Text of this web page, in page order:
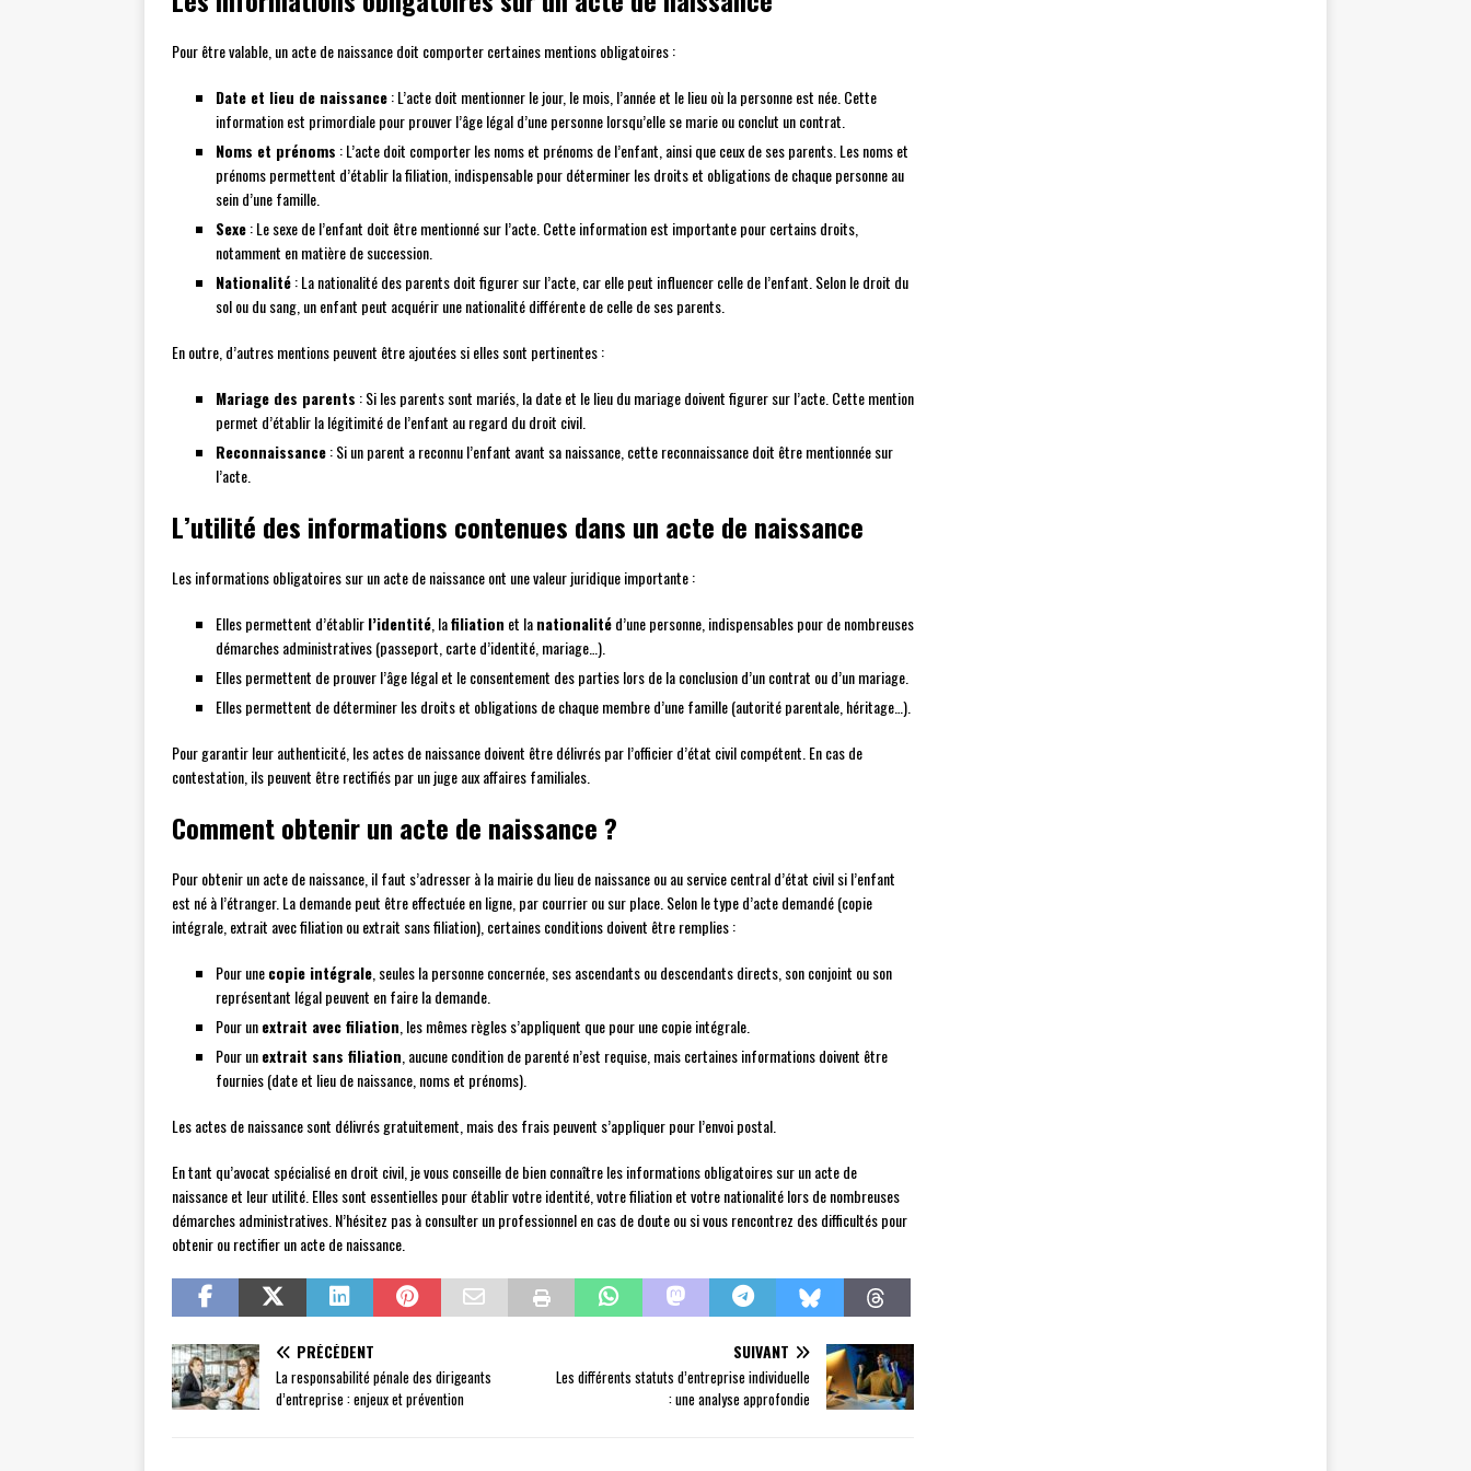
Pour être valable, un acte de naissance doit comporter certaines mentions obligatoires :
Date et lieu de naissance: L’acte doit mentionner le jour, le mois, l’année et le lieu où la personne est née. Cette
information est primordiale pour prouver l’âge légal d’une personne lorsqu’elle se marie ou conclut un contrat.
Noms et prénoms : L’acte doit comporter les noms et prénoms de l’enfant, ainsi que ceux de ses parents. Les noms et
prénoms permettent d’établir la filiation, indispensable pour déterminer les droits et obligations de chaque personne au
sein d’une famille.
Sexe: Le sexe de l’enfant doit être mentionné sur l’acte. Cette information est importante pour certains droits,
notamment en matière de succession.
Nationalité: La nationalité des parents doit figurer sur l’acte, car elle peut influencer celle de l’enfant. Selon le droit du
sol ou du sang, un enfant peut acquérir une nationalité différente de celle de ses parents.
En outre, d’autres mentions peuvent être ajoutées si elles sont pertinentes :
Mariage des parents : Si les parents sont mariés, la date et le lieu du mariage doivent figurer sur l’acte. Cette mention
permet d’établir la légitimité de l’enfant au regard du droit civil.
Reconnaissance: Si un parent a reconnu l’enfant avant sa naissance, cette reconnaissance doit être mentionnée sur
l’acte.
L’utilité des informations contenues dans un acte de naissance
Les informations obligatoires sur un acte de naissance ont une valeur juridique importante :
Elles permettent d’établirl’identité , lafiliation et lanationalitéd’une personne, indispensables pour de nombreuses
démarches administratives (passeport, carte d’identité, mariage…).
Elles permettent de prouver l’âge légal et le consentement des parties lors de la conclusion d’un contrat ou d’un mariage.
Elles permettent de déterminer les droits et obligations de chaque membre d’une famille (autorité parentale, héritage…).
Pour garantir leur authenticité, les actes de naissance doivent être délivrés par l’officier d’état civil compétent. En cas de
contestation, ils peuvent être rectifiés par un juge aux affaires familiales.
Comment obtenir un acte de naissance ?
Pour obtenir un acte de naissance, il faut s’adresser à la mairie du lieu de naissance ou au service central d’état civil si l’enfant
est né à l’étranger. La demande peut être effectuée en ligne, par courrier ou sur place. Selon le type d’acte demandé (copie
intégrale, extrait avec filiation ou extrait sans filiation), certaines conditions doivent être remplies :
Pour unecopie intégrale , seules la personne concernée, ses ascendants ou descendants directs, son conjoint ou son
représentant légal peuvent en faire la demande.
Pour unextrait avec filiation , les mêmes règles s’appliquent que pour une copie intégrale.
Pour unextrait sans filiation , aucune condition de parenté n’est requise, mais certaines informations doivent être
fournies (date et lieu de naissance, noms et prénoms).
Les actes de naissance sont délivrés gratuitement, mais des frais peuvent s’appliquer pour l’envoi postal.
En tant qu’avocat spécialisé en droit civil, je vous conseille de bien connaître les informations obligatoires sur un acte de
naissance et leur utilité. Elles sont essentielles pour établir votre identité, votre filiation et votre nationalité lors de nombreuses
démarches administratives. N’hésitez pas à consulter un professionnel en cas de doute ou si vous rencontrez des difficultés pour
obtenir ou rectifier un acte de naissance.
PRÉCÉDENT
La responsabilité pénale des dirigeants
d’entreprise : enjeux et prévention
SUIVANT
Les différents statuts d’entreprise individuelle
: une analyse approfondie